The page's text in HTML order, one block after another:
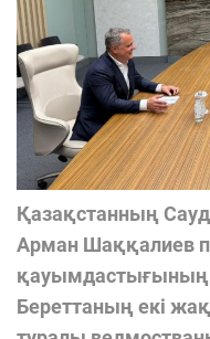
Қазақстанның
Арман Шаққалиев
қауымдастығының
Береттаның екі